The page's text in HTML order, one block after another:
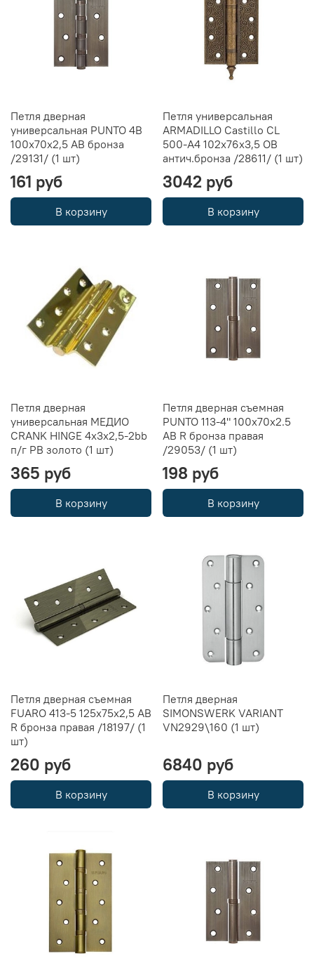
Петля дверная
универсальная PUNTO 4B
100х70х2,5 AB бронза
/29131/ (1 шт)
161 руб
В корзину
Петля универсальная
ARMADILLO Castillo CL
500-A4 102x76x3,5 OB
антич.бронза /28611/ (1 шт)
3042 руб
В корзину
Петля дверная
универсальная МЕДИО
CRANK HINGE 4x3x2,5-2bb
п/г PB золото (1 шт)
365 руб
В корзину
Петля дверная съемная
PUNTO 113-4" 100х70х2.5
AB R бронза правая
/29053/ (1 шт)
198 руб
В корзину
Петля дверная съемная
FUARO 413-5 125х75х2,5 AB
R бронза правая /18197/ (1
шт)
260 руб
В корзину
Петля дверная
SIMONSWERK VARIANT
VN2929\160 (1 шт)
6840 руб
В корзину